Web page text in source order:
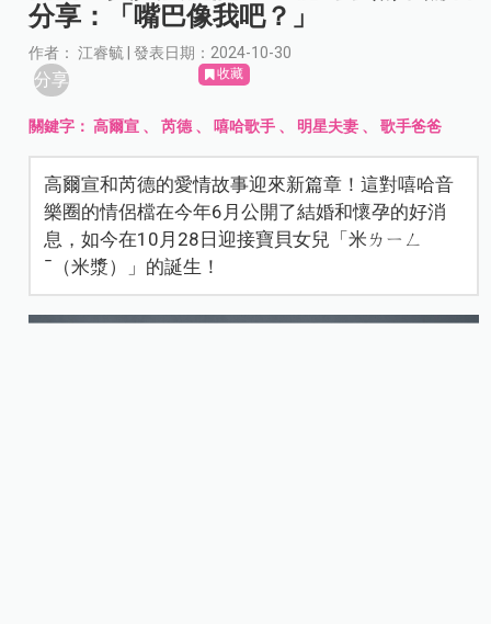
分享：「嘴巴像我吧？」
作者： 江睿毓 | 發表日期：2024-10-30
分享 收藏
關鍵字：高爾宣 、芮德 、 嘻哈歌手 、 明星夫妻 、歌手爸爸
高爾宣和芮德的愛情故事迎來新篇章！這對嘻哈音
樂圈的情侶檔在今年6月公開了結婚和懷孕的好消
息，如今在10月28日迎接寶貝女兒「米ㄌㄧㄥ
ˉ（米漿）」的誕生！